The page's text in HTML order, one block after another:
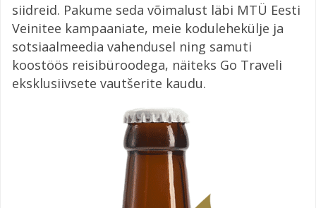
siidreid. Pakume seda võimalust läbi MTÜ Eesti
Veinitee kampaaniate, meie kodulehekülje ja
sotsiaalmeedia vahendusel ning samuti
koostöös reisibüroodega, näiteks Go Traveli
eksklusiivsete vautšerite kaudu.